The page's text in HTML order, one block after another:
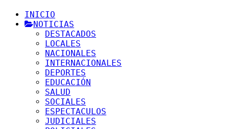
INICIO
NOTICIAS
DESTACADOS
LOCALES
NACIONALES
INTERNACIONALES
DEPORTES
EDUCACIÓN
SALUD
SOCIALES
ESPECTACULOS
JUDICIALES